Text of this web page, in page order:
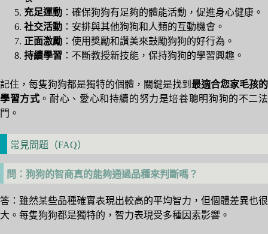
充足運動 ：確保狗狗有足夠的體能活動，促進身心健康。
社交活動 ：安排與其他狗狗和人類的互動機會。
正面激勵 ：使用獎勵和讚美來鼓勵狗狗的好行為。
持續學習 ：不斷教授新技能，保持狗狗的學習興趣。
記住，每隻狗狗都是獨特的個體，關鍵是找到 最適合您家毛孩的
學習方式 。耐心、愛心和持續的努力是培養聰明狗狗的不二法
門。
常見問題（FAQ）
問：狗狗的智商真的能夠通過品種來判斷嗎？
答：雖然某些品種確實表現出較高的平均智力，但個體差異也很
大。每隻狗狗都是獨特的，智力表現受多種因素影響。